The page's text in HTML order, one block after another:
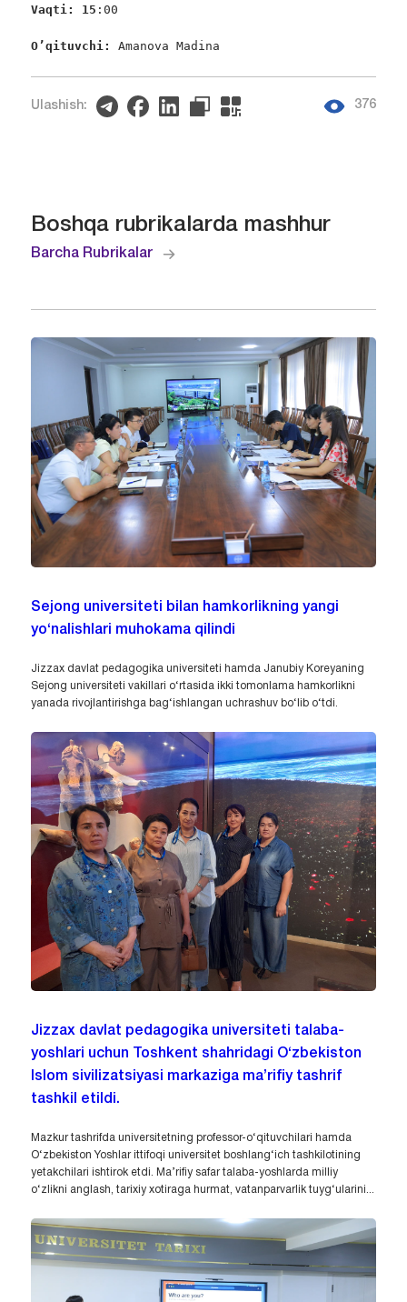
Vaqti: 15 :00
O’qituvchi: Amanova Madina
Ulashish: 376
Boshqa rubrikalarda mashhur
Barcha Rubrikalar
Sejong universiteti bilan hamkorlikning yangi
yo‘nalishlari muhokama qilindi
Jizzax davlat pedagogika universiteti hamda Janubiy Koreyaning
Sejong universiteti vakillari o‘rtasida ikki tomonlama hamkorlikni
yanada rivojlantirishga bag‘ishlangan uchrashuv bo‘lib o‘tdi.
Jizzax davlat pedagogika universiteti talaba-
yoshlari uchun Toshkent shahridagi O‘zbekiston
Islom sivilizatsiyasi markaziga ma’rifiy tashrif
tashkil etildi.
Mazkur tashrifda universitetning professor-o‘qituvchilari hamda
O‘zbekiston Yoshlar ittifoqi universitet boshlang‘ich tashkilotining
yetakchilari ishtirok etdi. Ma’rifiy safar talaba-yoshlarda milliy
o‘zlikni anglash, tarixiy xotiraga hurmat, vatanparvarlik tuyg‘ularini...